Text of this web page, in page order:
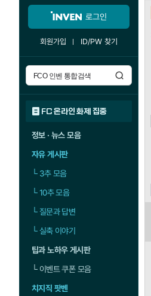
로그인
회원가입 ID/PW 찾기
FC 온라인 화제 집중
정보 · 뉴스 모음
자유 게시판
└3추 모음
└10추 모음
└질문과 답변
└실축 이야기
팁과 노하우 게시판
└이벤트 쿠폰 모음
치지직 팟벤